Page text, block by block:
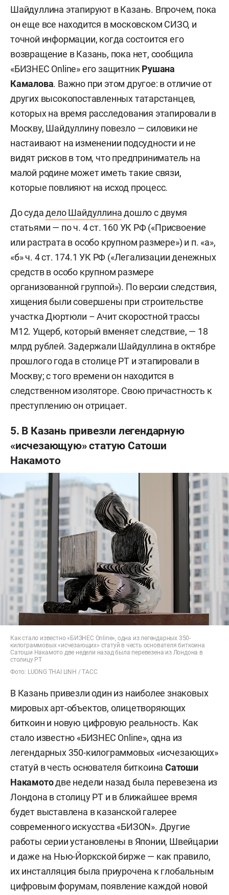
Шайдуллина этапируют в Казань. Впрочем, пока
он еще все находится в московском СИЗО, и
точной информации, когда состоится его
возвращение в Казань, пока нет, сообщила
«БИЗНЕС Online» его защитник Рушана
Камалова. Важно при этом другое: в отличие от
других высокопоставленных татарстанцев,
которых на время расследования этапировали в
Москву, Шайдуллину повезло — силовики не
настаивают на изменении подсудности и не
видят рисков в том, что предприниматель на
малой родине может иметь такие связи,
которые повлияют на исход процесс.
До судадело Шайдуллинадошло с двумя
статьями — по ч. 4 ст. 160 УК РФ («Присвоение
или растрата в особо крупном размере») и п. «а»,
«б» ч. 4 ст. 174.1 УК РФ («Легализации денежных
средств в особо крупном размере
организованной группой»). По версии следствия,
хищения были совершены при строительстве
участка Дюртюли – Ачит скоростной трассы
М12. Ущерб, который вменяет следствие, — 18
млрд рублей. Задержали Шайдуллина в октябре
прошлого года в столице РТ и этапировали в
Москву; с того времени он находится в
следственном изоляторе. Свою причастность к
преступлению он отрицает.
5. В Казань привезли легендарную
«исчезающую» статую Сатоши
Накамото
Как стало известно «БИЗНЕС Online», одна из легендарных 350-
килограммовых «исчезающих» статуй в честь основателя биткоина
Сатоши Накамото две недели назад была перевезена из Лондона в
столицу РТ
Фото: LUONG THAI LINH / ТАСС
В Казань привезли один из наиболее знаковых
мировых арт-объектов, олицетворяющих
биткоин и новую цифровую реальность. Как
стало известно «БИЗНЕС Online», одна из
легендарных 350-килограммовых «исчезающих»
статуй в честь основателя биткоина Сатоши
Накамотодве недели назад была перевезена из
Лондона в столицу РТ и в ближайшее время
будет выставлена в казанской галерее
современного искусства «БИЗON». Другие
работы серии установлены в Японии, Швейцарии
и даже на Нью-Йоркской бирже — как правило,
их инсталляция была приурочена к глобальным
цифровым форумам, появление каждой новой